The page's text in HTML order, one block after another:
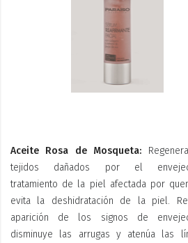
Aceite Rosa de Mosqueta:
tejidos dañados por el
tratamiento de la piel afectada por
evita la deshidratación de la piel.
aparición de los signos de
disminuye las arrugas y atenúa las